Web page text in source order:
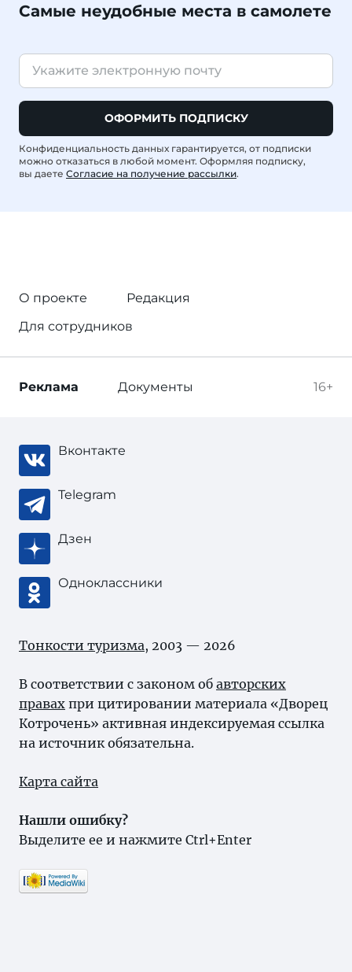
Самые неудобные места в самолете
ОФОРМИТЬ ПОДПИСКУ
Конфиденциальность данных гарантируется, от подписки
можно отказаться в любой момент. Оформляя подписку,
вы даете Согласие на получение рассылки.
О проекте
Редакция
Для сотрудников
16+
Реклама Документы
Вконтакте
Telegram
Дзен
Одноклассники
Тонкости туризма, 2003 — 2026
В соответствии с законом об авторских
правах при цитировании материала «Дворец
Котрочень» активная индексируемая ссылка
на источник обязательна.
Карта сайта
Нашли ошибку?
Выделите ее и нажмите Ctrl+Enter